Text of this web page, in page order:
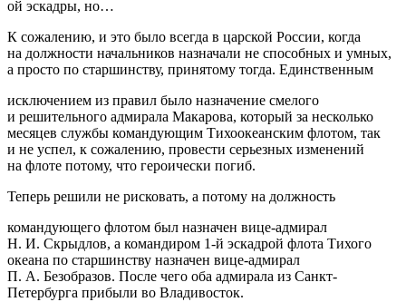
ой эскадры, но…
К сожалению, и это было всегда в царской России, когда
на должности начальников назначали не способных и умных,
а просто по старшинству, принятому тогда. Единственным
исключением из правил было назначение смелого
и решительного адмирала Макарова, который за несколько
месяцев службы командующим Тихоокеанским флотом, так
и не успел, к сожалению, провести серьезных изменений
на флоте потому, что героически погиб.
Теперь решили не рисковать, а потому на должность
командующего флотом был назначен вице-адмирал
Н. И. Скрыдлов, а командиром 1-й эскадрой флота Тихого
океана по старшинству назначен вице-адмирал
П. А. Безобразов. После чего оба адмирала из Санкт-
Петербурга прибыли во Владивосток.